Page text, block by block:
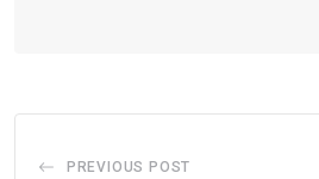
PREVIOUS POST